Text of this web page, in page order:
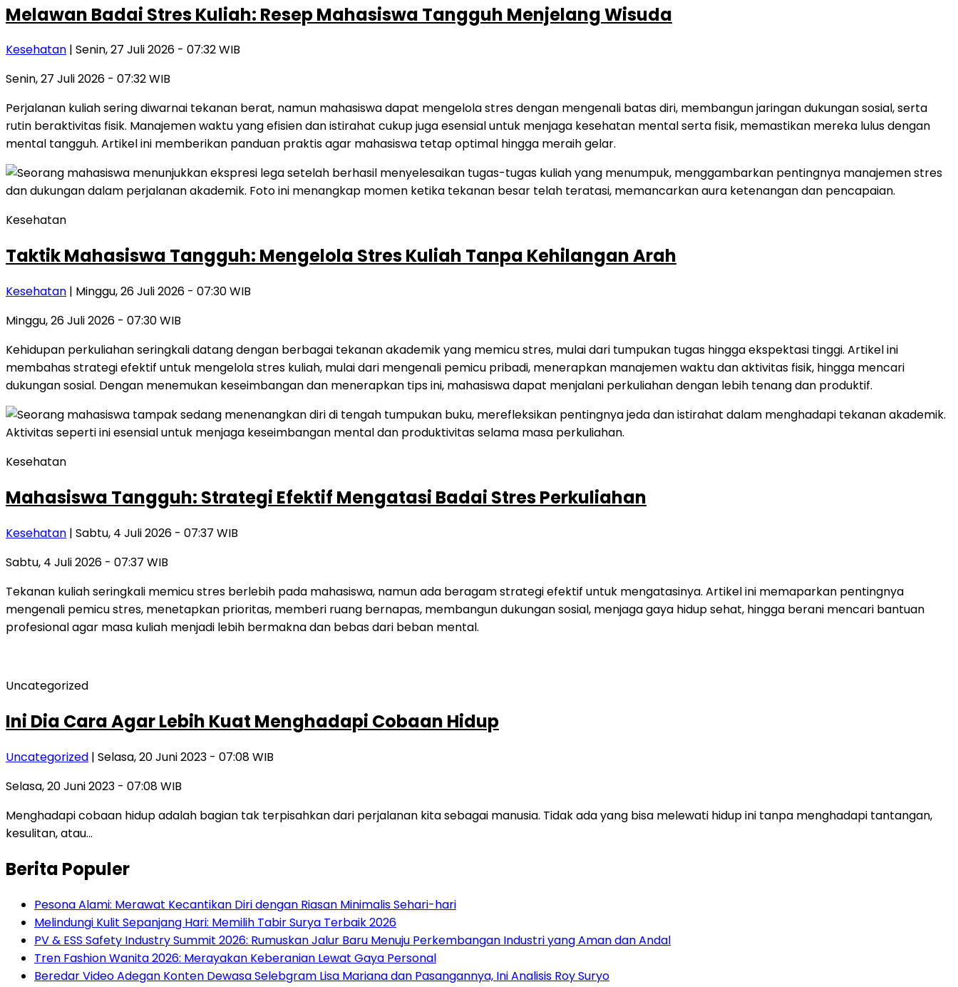
Melawan Badai Stres Kuliah: Resep Mahasiswa Tangguh Menjelang Wisuda
Kesehatan | Senin, 27 Juli 2026 - 07:32 WIB
Senin, 27 Juli 2026 - 07:32 WIB
Perjalanan kuliah sering diwarnai tekanan berat, namun mahasiswa dapat mengelola stres dengan mengenali batas diri, membangun jaringan dukungan sosial, serta
rutin beraktivitas fisik. Manajemen waktu yang efisien dan istirahat cukup juga esensial untuk menjaga kesehatan mental serta fisik, memastikan mereka lulus dengan
mental tangguh. Artikel ini memberikan panduan praktis agar mahasiswa tetap optimal hingga meraih gelar.
Kesehatan
Taktik Mahasiswa Tangguh: Mengelola Stres Kuliah Tanpa Kehilangan Arah
Kesehatan | Minggu, 26 Juli 2026 - 07:30 WIB
Minggu, 26 Juli 2026 - 07:30 WIB
Kehidupan perkuliahan seringkali datang dengan berbagai tekanan akademik yang memicu stres, mulai dari tumpukan tugas hingga ekspektasi tinggi. Artikel ini
membahas strategi efektif untuk mengelola stres kuliah, mulai dari mengenali pemicu pribadi, menerapkan manajemen waktu dan aktivitas fisik, hingga mencari
dukungan sosial. Dengan menemukan keseimbangan dan menerapkan tips ini, mahasiswa dapat menjalani perkuliahan dengan lebih tenang dan produktif.
Kesehatan
Mahasiswa Tangguh: Strategi Efektif Mengatasi Badai Stres Perkuliahan
Kesehatan | Sabtu, 4 Juli 2026 - 07:37 WIB
Sabtu, 4 Juli 2026 - 07:37 WIB
Tekanan kuliah seringkali memicu stres berlebih pada mahasiswa, namun ada beragam strategi efektif untuk mengatasinya. Artikel ini memaparkan pentingnya
mengenali pemicu stres, menetapkan prioritas, memberi ruang bernapas, membangun dukungan sosial, menjaga gaya hidup sehat, hingga berani mencari bantuan
profesional agar masa kuliah menjadi lebih bermakna dan bebas dari beban mental.
Uncategorized
Ini Dia Cara Agar Lebih Kuat Menghadapi Cobaan Hidup
Uncategorized | Selasa, 20 Juni 2023 - 07:08 WIB
Selasa, 20 Juni 2023 - 07:08 WIB
Menghadapi cobaan hidup adalah bagian tak terpisahkan dari perjalanan kita sebagai manusia. Tidak ada yang bisa melewati hidup ini tanpa menghadapi tantangan,
kesulitan, atau…
Berita Populer
Pesona Alami: Merawat Kecantikan Diri dengan Riasan Minimalis Sehari-hari
Melindungi Kulit Sepanjang Hari: Memilih Tabir Surya Terbaik 2026
PV & ESS Safety Industry Summit 2026: Rumuskan Jalur Baru Menuju Perkembangan Industri yang Aman dan Andal
Tren Fashion Wanita 2026: Merayakan Keberanian Lewat Gaya Personal
Beredar Video Adegan Konten Dewasa Selebgram Lisa Mariana dan Pasangannya, Ini Analisis Roy Suryo